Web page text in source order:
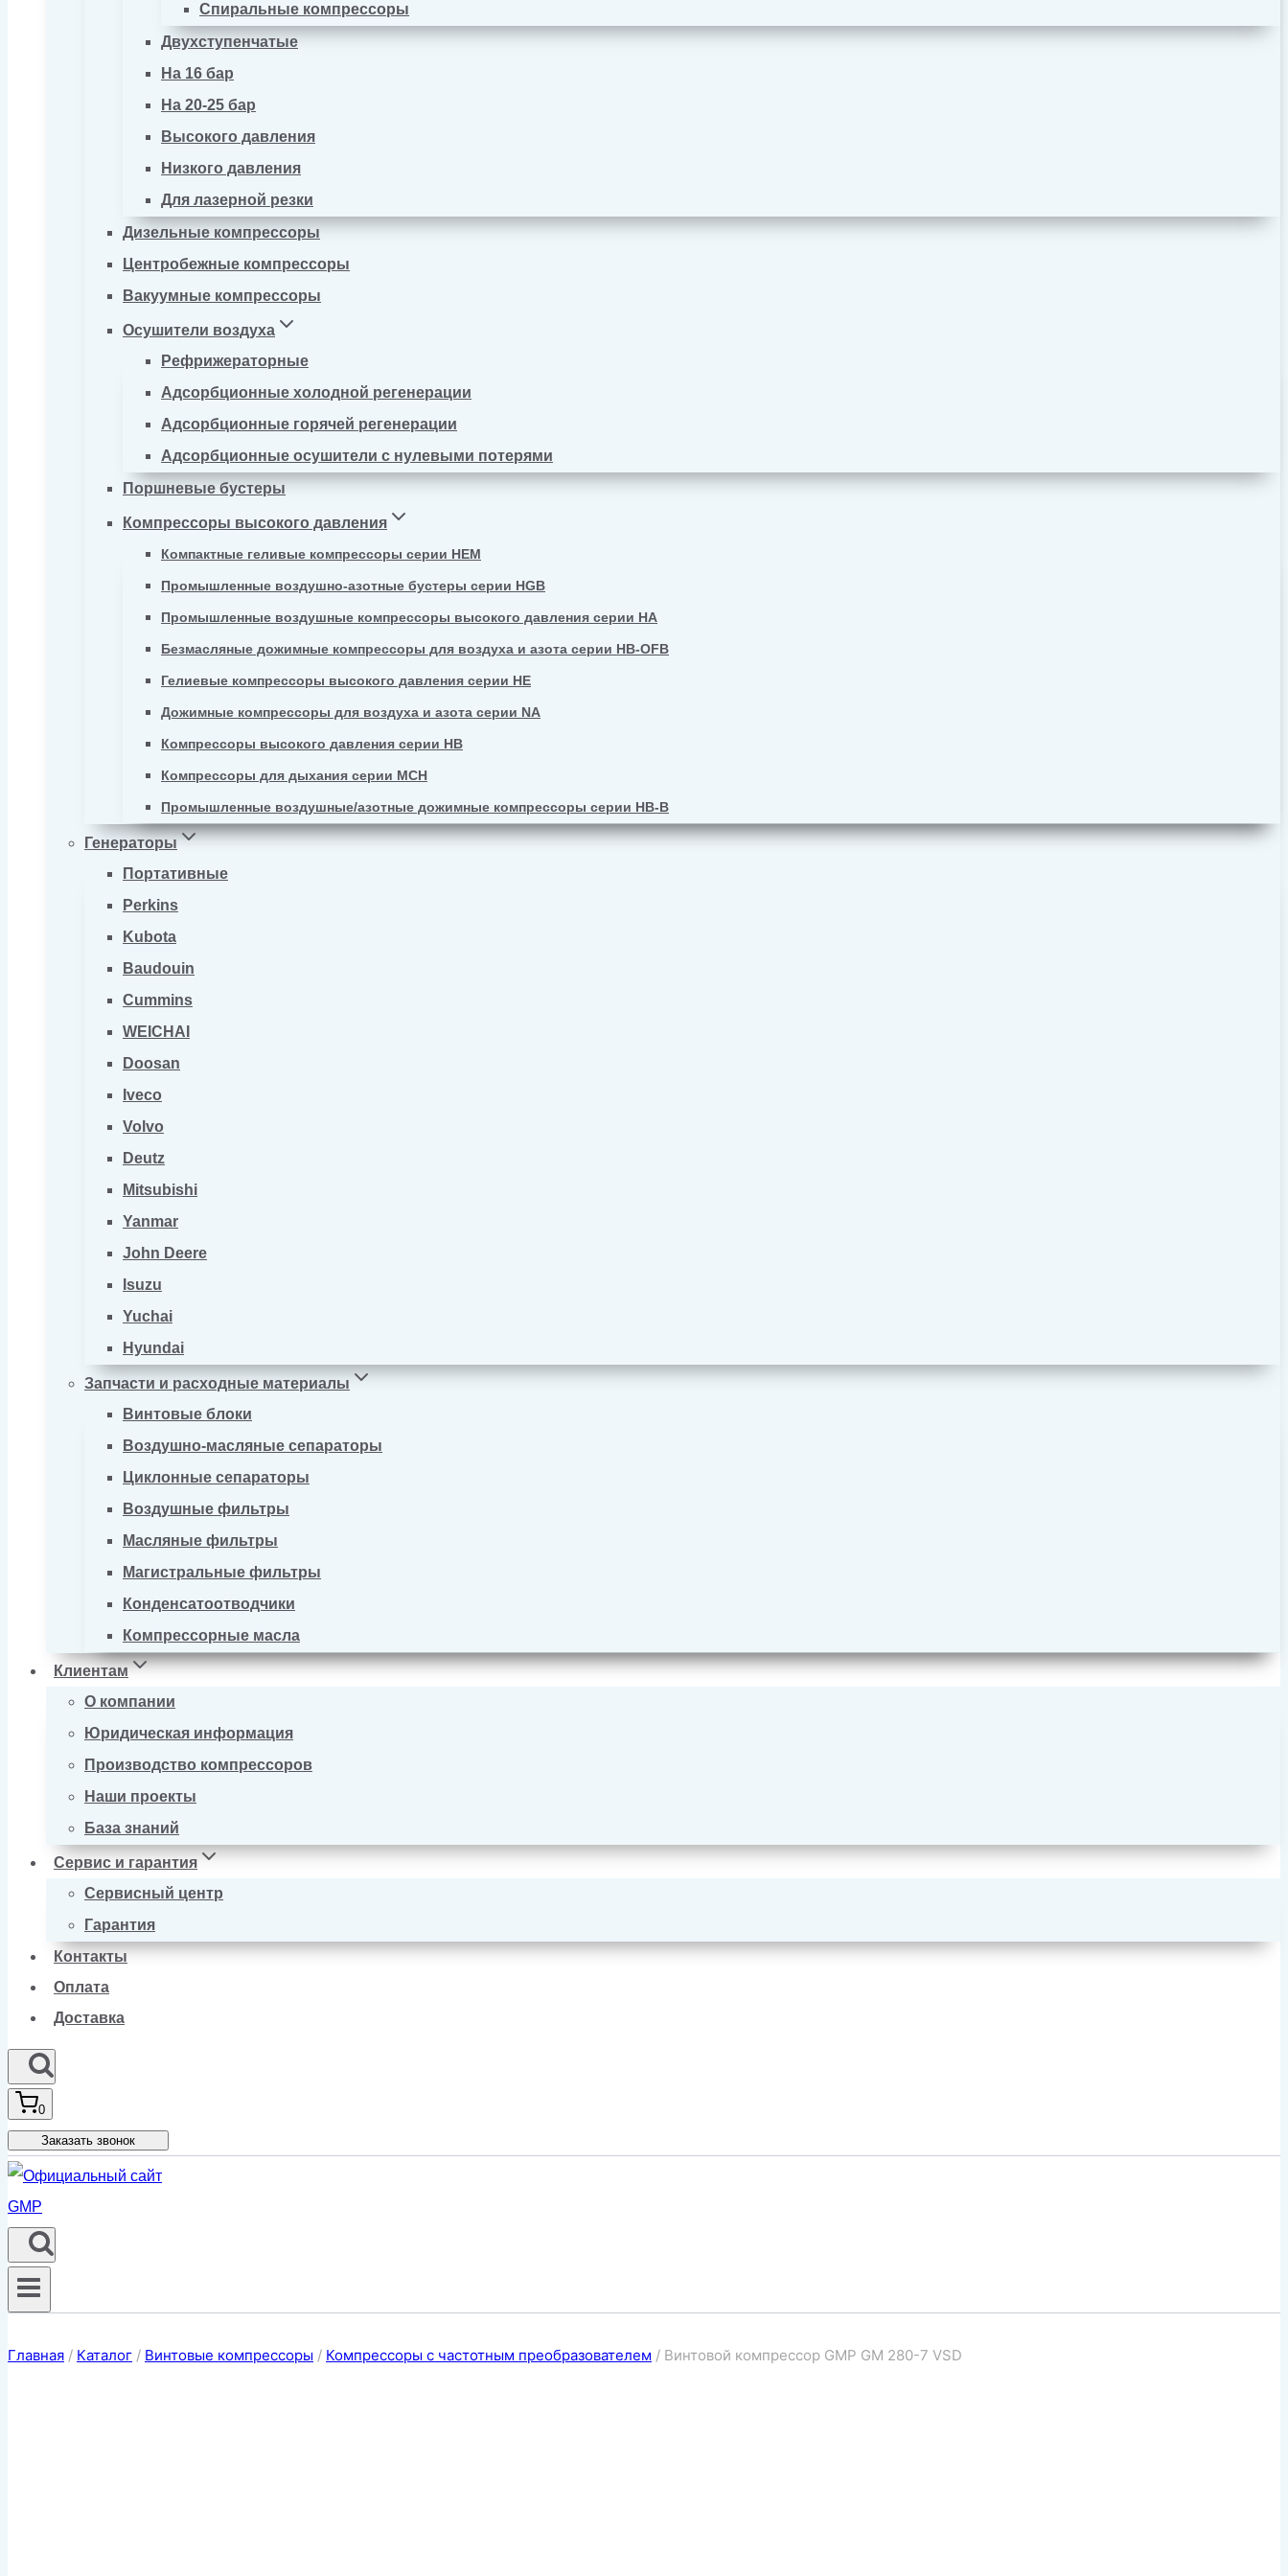
Спиральные компрессоры
Двухступенчатые
На 16 бар
На 20-25 бар
Высокого давления
Низкого давления
Для лазерной резки
Дизельные компрессоры
Центробежные компрессоры
Вакуумные компрессоры
Осушители воздуха
Рефрижераторные
Адсорбционные холодной регенерации
Адсорбционные горячей регенерации
Адсорбционные осушители с нулевыми потерями
Поршневые бустеры
Компрессоры высокого давления
Компактные геливые компрессоры серии HEM
Промышленные воздушно-азотные бустеры серии HGB
Промышленные воздушные компрессоры высокого давления серии HA
Безмасляные дожимные компрессоры для воздуха и азота серии HB-OFB
Гелиевые компрессоры высокого давления серии HE
Дожимные компрессоры для воздуха и азота серии NA
Компрессоры высокого давления серии HB
Компрессоры для дыхания серии MCH
Промышленные воздушные/азотные дожимные компрессоры серии HB-B
Генераторы
Портативные
Perkins
Kubota
Baudouin
Cummins
WEICHAI
Doosan
Iveco
Volvo
Deutz
Mitsubishi
Yanmar
John Deere
Isuzu
Yuchai
Hyundai
Запчасти и расходные материалы
Винтовые блоки
Воздушно-масляные сепараторы
Циклонные сепараторы
Воздушные фильтры
Масляные фильтры
Магистральные фильтры
Конденсатоотводчики
Компрессорные масла
Клиентам
О компании
Юридическая информация
Производство компрессоров
Наши проекты
База знаний
Сервис и гарантия
Сервисный центр
Гарантия
Контакты
Оплата
Доставка
0
Заказать звонок
Главная / Каталог / Винтовые компрессоры / Компрессоры с частотным преобразователем / Винтовой компрессор GMP GM 280-7 VSD